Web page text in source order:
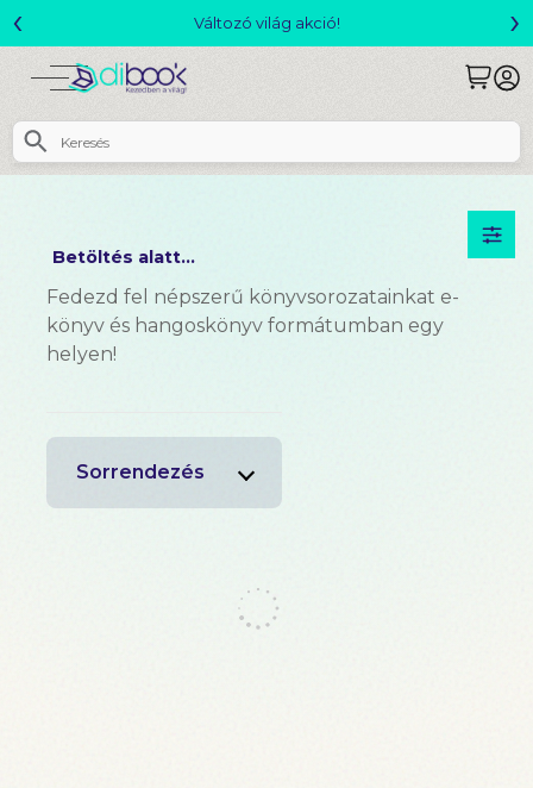
Változó világ akció!
‹ ›
Betöltés alatt...
Fedezd fel népszerű könyvsorozatainkat e-
könyv és hangoskönyv formátumban egy
helyen!
Sorrendezés